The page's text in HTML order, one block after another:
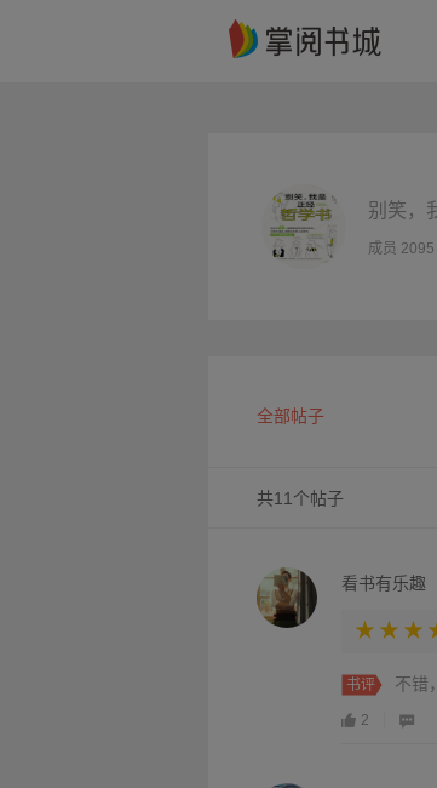
别笑，
成员 2095
全部帖子
共11个帖子
看书有乐趣
书评 不错
2